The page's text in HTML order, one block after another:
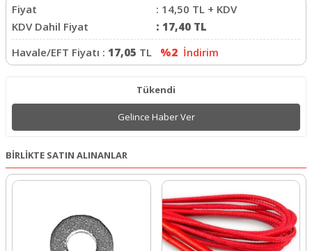
Fiyat : 14,50 TL + KDV
KDV Dahil Fiyat
: 17,40 TL
Havale/EFT Fiyatı : 17,05 TL %2 İndirim
Tükendi
Gelince Haber Ver
BİRLİKTE SATIN ALINANLAR